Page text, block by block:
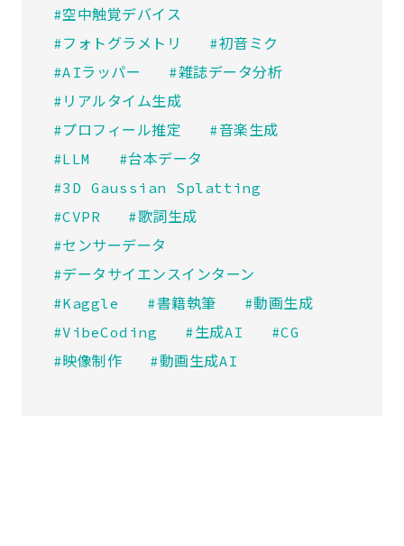
#空中触覚デバイス
#フォトグラメトリ
#初音ミク
#AIラッパー
#雑誌データ分析
#リアルタイム生成
#プロフィール推定
#音楽生成
#LLM
#台本データ
#3D Gaussian Splatting
#CVPR
#歌詞生成
#センサーデータ
#データサイエンスインターン
#Kaggle
#書籍執筆
#動画生成
#VibeCoding
#生成AI
#CG
#映像制作
#動画生成AI